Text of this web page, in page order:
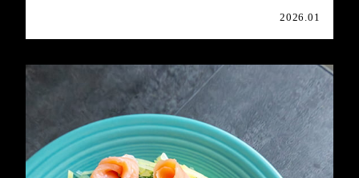
2026.01